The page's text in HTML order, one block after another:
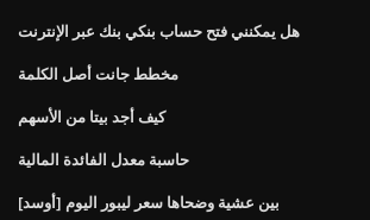
هل يمكنني فتح حساب بنكي بنك عبر الإنترنت
مخطط جانت أصل الكلمة
كيف أجد بيتا من الأسهم
حاسبة معدل الفائدة المالية
[أوسد] بين عشية وضحاها سعر ليبور اليوم